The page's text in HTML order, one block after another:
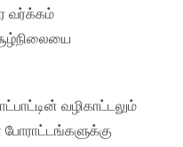
வர்க்கம்
வழிகாட்டலும்